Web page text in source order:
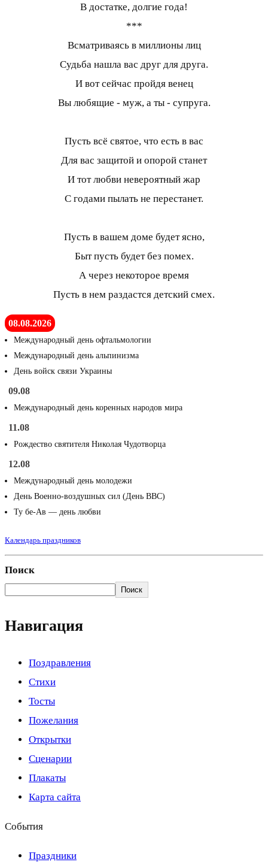
В достатке, долгие года!
***
Всматриваясь в миллионы лиц
Судьба нашла вас друг для друга.
И вот сейчас пройдя венец
Вы любящие - муж, а ты - супруга.
Пусть всё святое, что есть в вас
Для вас защитой и опорой станет
И тот любви невероятный жар
С годами пылать не перестанет.
Пусть в вашем доме будет ясно,
Быт пусть будет без помех.
А через некоторое время
Пусть в нем раздастся детский смех.
08.08.2026
Международный день офтальмологии
Международный день альпинизма
День войск связи Украины
09.08
Международный день коренных народов мира
11.08
Рождество святителя Николая Чудотворца
12.08
Международный день молодежи
День Военно-воздушных сил (День ВВС)
Ту бе-Ав — день любви
Календарь праздников
Поиск
Поиск
Навигация
Поздравления
Стихи
Тосты
Пожелания
Открытки
Сценарии
Плакаты
Карта сайта
События
Праздники